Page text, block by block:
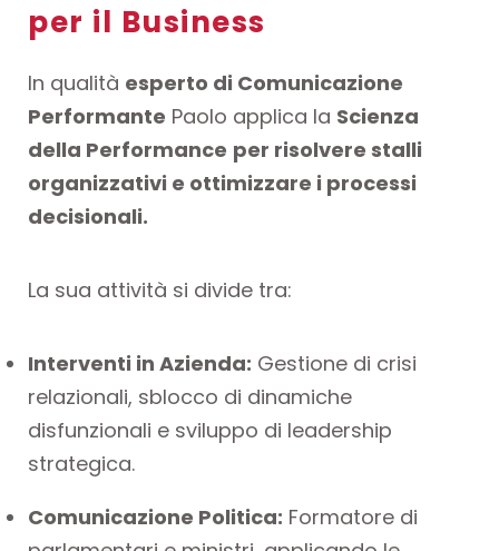
per il Business
In qualità esperto di Comunicazione
Performante Paolo applica la Scienza
della Performance per risolvere stalli
organizzativi e ottimizzare i processi
decisionali.
La sua attività si divide tra:
Interventi in Azienda: Gestione di crisi
relazionali, sblocco di dinamiche
disfunzionali e sviluppo di leadership
strategica.
Comunicazione Politica: Formatore di